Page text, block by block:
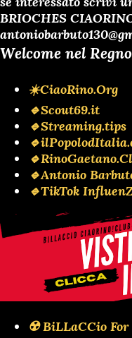
BRIOCHES
Welcome nel
☀️CiaoRino.Org
🔹Scout69.it
🔹Streaming.tips
🔹Antonio
🔹TikTok
☢️ BiLLaCCio